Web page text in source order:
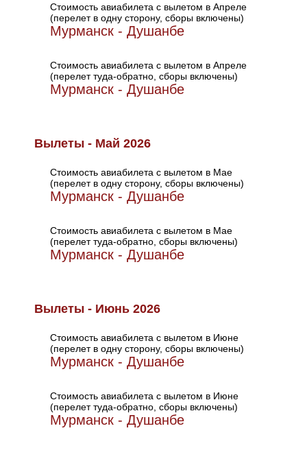
Стоимость авиабилета с вылетом в Апреле
(перелет в одну сторону, сборы включены)
Мурманск - Душанбе
Стоимость авиабилета с вылетом в Апреле
(перелет туда-обратно, сборы включены)
Мурманск - Душанбе
Вылеты - Май 2026
Стоимость авиабилета с вылетом в Мае
(перелет в одну сторону, сборы включены)
Мурманск - Душанбе
Стоимость авиабилета с вылетом в Мае
(перелет туда-обратно, сборы включены)
Мурманск - Душанбе
Вылеты - Июнь 2026
Стоимость авиабилета с вылетом в Июне
(перелет в одну сторону, сборы включены)
Мурманск - Душанбе
Стоимость авиабилета с вылетом в Июне
(перелет туда-обратно, сборы включены)
Мурманск - Душанбе